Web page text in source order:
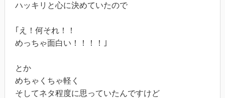
ハッキリと心に決めていたので
｢え！何それ！！
めっちゃ面白い！！！！｣
とか
めちゃくちゃ軽く
そしてネタ程度に思っていたんですけど